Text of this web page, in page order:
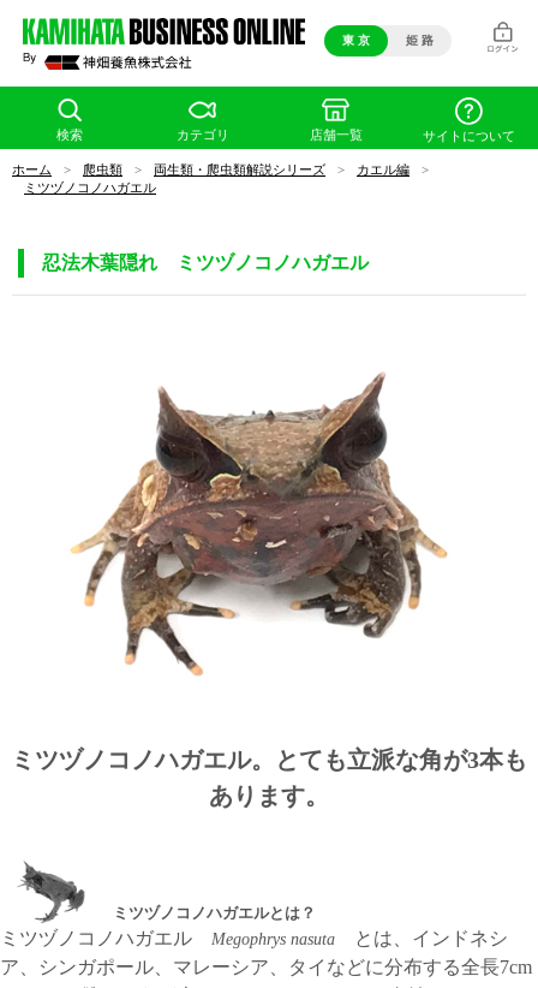
東 京 姫 路
検索 カテゴリ 店舗一覧 サイトについて
ホーム > 爬虫類 > 両生類・爬虫類解説シリーズ > カエル編
>
ミツヅノコノハガエル
忍法木葉隠れ ミツヅノコノハガエル
ミツヅノコノハガエル。とても立派な角が3本も
あります。
ミツヅノコノハガエルとは？
ミツヅノコノハガエル Megophrys nasuta とは、インドネシ
ア、シンガポール、マレーシア、タイなどに分布する全長7cm